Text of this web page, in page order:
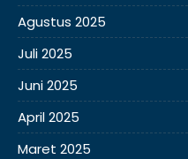
Agustus 2025
Juli 2025
Juni 2025
April 2025
Maret 2025